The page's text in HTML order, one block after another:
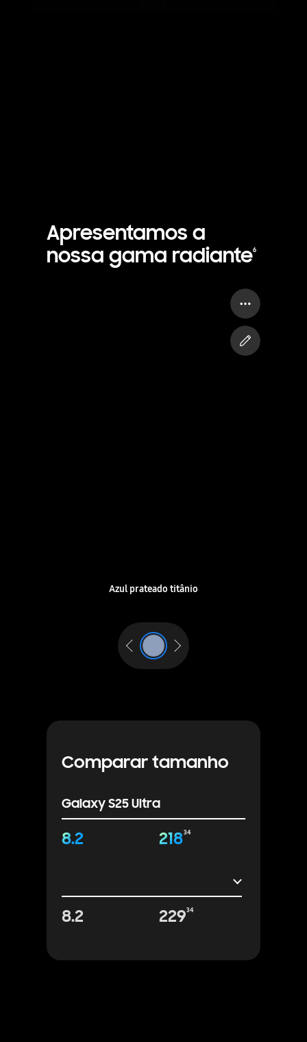
Apresentamos a
nossa gama radiante6
Azul prateado titânio
Anterior Seguinte
Comparar tamanho
Galaxy S25 Ultra
8.2 21834
8.2 22934